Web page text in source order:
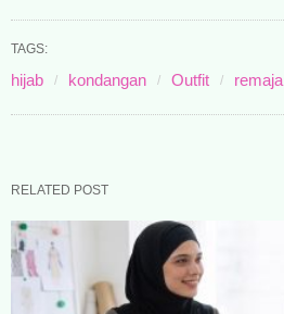
TAGS:
hijab kondangan Outfit remaja
RELATED POST